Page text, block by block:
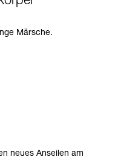
Märsche.
neues Anseilen am